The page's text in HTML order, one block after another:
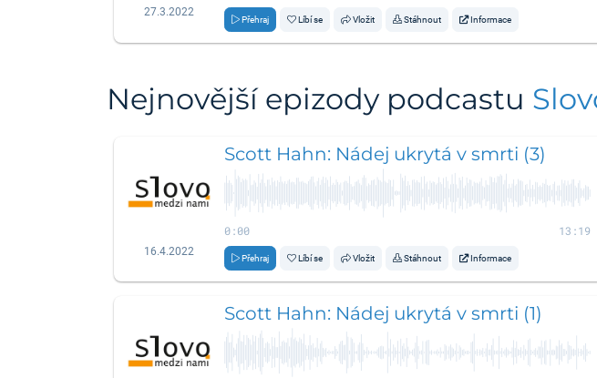
27.3.2022
Přehraj Líbí se Vložit Stáhnout Informace
Nejnovější epizody podcastu
16.4.2022
Scott Hahn: Nádej ukrytá v smrti (3)
0:00 13:19
Přehraj Líbí se Vložit Stáhnout Informace
Scott Hahn: Nádej ukrytá v smrti (1)